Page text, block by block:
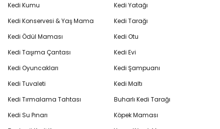
Kedi Kumu
Kedi Konservesi & Yaş Mama
Kedi Ödül Maması
Kedi Taşıma Çantası
Kedi Oyuncakları
Kedi Tuvaleti
Kedi Tırmalama Tahtası
Kedi Su Pınarı
Kedi Yatağı
Kedi Tarağı
Kedi Otu
Kedi Evi
Kedi Şampuanı
Kedi Maltı
Buharlı Kedi Tarağı
Köpek Maması